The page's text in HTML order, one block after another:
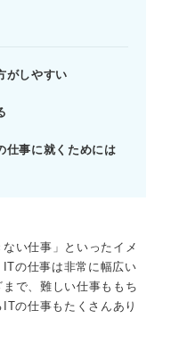
ないため未経験でも
上に幅広く、未経験
れず、段階的にスキ
合う仕事を選び、安
がしやすい
仕事に就くためには
い仕事」といったイメ
の仕事は非常に幅広い
で、難しい仕事ももち
の仕事もたくさんあり